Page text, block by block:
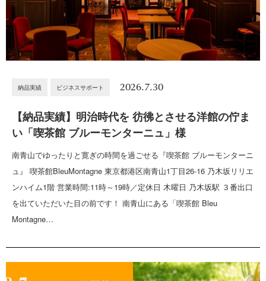
納品実績 ビジネスサポート 2026.7.30
【納品実績】明治時代を 彷彿とさせる洋館の佇ま
い「喫茶館 ブルーモンターニュ」様
南青山でゆったりと寛ぎの時間を過ごせる『喫茶館 ブルーモンターニ
ュ』 喫茶館BleuMontagne 東京都港区南青山1丁目26-16 乃木坂リリエ
ンハイム1階 営業時間:11時～19時／定休日 木曜日 乃木坂駅 ３番出口
を出ていただいた目の前です！ 南青山にある「喫茶館 Bleu
Montagne…